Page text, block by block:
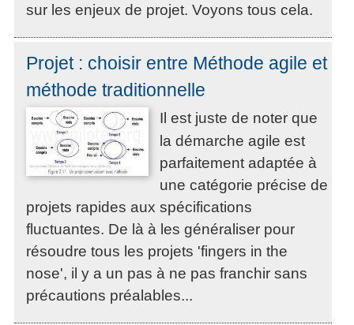
sur les enjeux de projet. Voyons tous cela.
Projet : choisir entre Méthode agile et
méthode traditionnelle
Il est juste de noter que
la démarche agile est
parfaitement adaptée à
une catégorie précise de
projets rapides aux spécifications
fluctuantes. De là à les généraliser pour
résoudre tous les projets 'fingers in the
nose', il y a un pas à ne pas franchir sans
précautions préalables...